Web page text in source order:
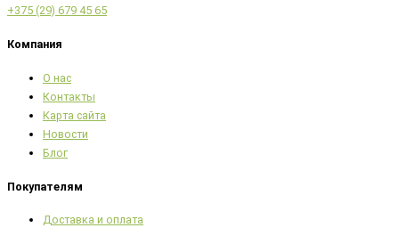
+375 (29) 679 45 65
Компания
О нас
Контакты
Карта сайта
Новости
Блог
Покупателям
Доставка и оплата